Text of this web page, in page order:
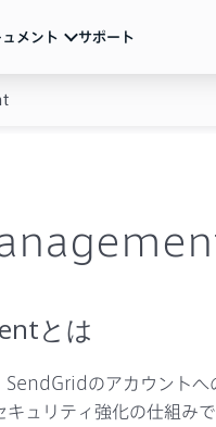
機能・使い方
ュメント サポート
とは
SendGridのアカウントへ
キュリティ強化の仕組み